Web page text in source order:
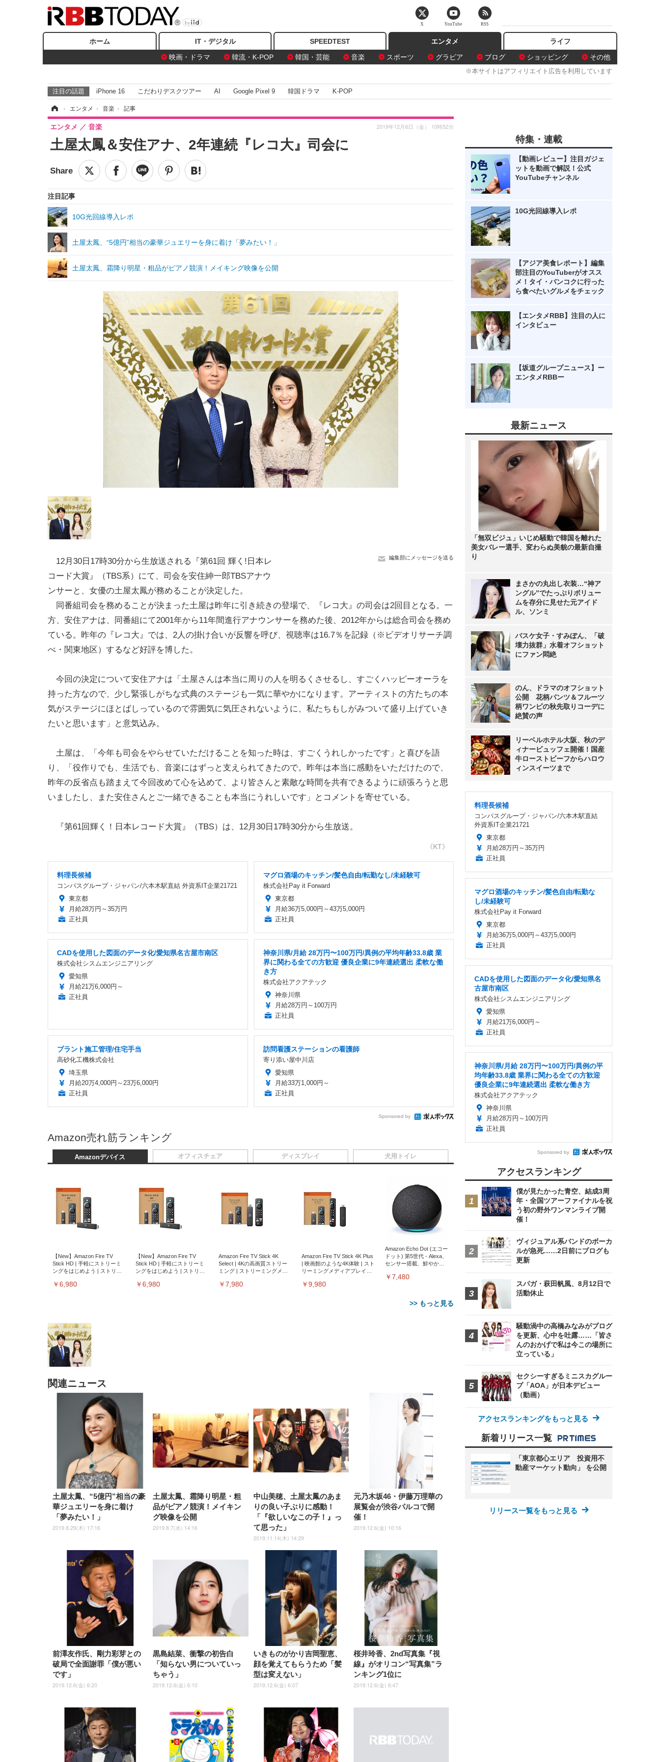
ホーム IT・デジタル SPEEDTEST
エンタメ
映画・ドラマ
韓流・K-POP 韓国・芸能 音楽 スポーツ グラビア ブログ ショッピング その他
ライフ
※本サイトはアフィリエイト広告を利用しています
注目の話題 iPhone 16 こだわりデスクツアー AI Google Pixel 9 韓国ドラマ K-POP
› エンタメ › 音楽 › 記事
土屋太鳳＆安住アナ、2年連続『レコ大』司会に
エンタメ 音楽 2019年12月6日（金） 10時52分
注目記事
10G光回線導入レポ
土屋太鳳、“5億円”相当の豪華ジュエリーを身に着け「夢みたい！」
土屋太鳳、霜降り明星・粗品がピアノ競演！メイキング映像を公開
編集部にメッセージを送る
12月30日17時30分から生放送される『第61回 輝く!日本レ
コード大賞』（TBS系）にて、司会を安住紳一郎TBSアナウ
ンサーと、女優の土屋太鳳が務めることが決定した。
同番組司会を務めることが決まった土屋は昨年に引き続きの登場で、『レコ大』の司会は2回目となる。一
方、安住アナは、同番組にて2001年から11年間進行アナウンサーを務めた後、2012年からは総合司会を務め
ている。昨年の『レコ大』では、2人の掛け合いが反響を呼び、視聴率は16.7％を記録（※ビデオリサーチ調
べ・関東地区）するなど好評を博した。
今回の決定について安住アナは「土屋さんは本当に周りの人を明るくさせるし、すごくハッピーオーラを
持った方なので、少し緊張しがちな式典のステージも一気に華やかになります。アーティストの方たちの本
気がステージにほとばしっているので雰囲気に気圧されないように、私たちもしがみついて盛り上げていき
たいと思います」と意気込み。
土屋は、「今年も司会をやらせていただけることを知った時は、すごくうれしかったです」と喜びを語
り、「役作りでも、生活でも、音楽にはずっと支えられてきたので。昨年は本当に感動をいただけたので、
昨年の反省点も踏まえて今回改めて心を込めて、より皆さんと素敵な時間を共有できるように頑張ろうと思
いましたし、また安住さんとご一緒できることも本当にうれしいです」とコメントを寄せている。
『第61回輝く！日本レコード大賞』（TBS）は、12月30日17時30分から生放送。
《KT》
料理長候補
コンパスグループ・ジャパン/六本木駅直結 外資系IT企業21721
東京都
月給28万円～35万円
正社員
マグロ酒場のキッチン/髪色自由/転勤なし/未経験可
株式会社Pay it Forward
東京都
月給36万5,000円～43万5,000円
正社員
CADを使用した図面のデータ化/愛知県名古屋市南区
株式会社シスムエンジニアリング
愛知県
月給21万6,000円～
正社員
神奈川県/月給 28万円〜100万円/異例の平均年齢33.8歳 業
界に関わる全ての方歓迎 優良企業に9年連続選出 柔軟な働
き方
株式会社アクアテック
神奈川県
月給28万円～100万円
正社員
プラント施工管理/住宅手当
高砂化工機株式会社
埼玉県
月給20万4,000円～23万6,000円
正社員
訪問看護ステーションの看護師
寄り添い屋中川店
愛知県
月給33万1,000円～
正社員
Sponsored by
Amazon売れ筋ランキング
Amazonデバイス
【New】Amazon Fire TV
Stick HD | 手軽にストリーミ
ングをはじめよう | ストリー
￥6,980
【New】Amazon Fire TV
Stick HD | 手軽にストリーミ
ングをはじめよう | ストリー
￥6,980
Amazon Fire TV Stick 4K
Select | 4Kの高画質ストリー
ミング | ストリーミングメデ
￥7,980
Amazon Fire TV Stick 4K Plus
| 映画館のような4K体験 | スト
リーミングメディアプレイヤ
￥9,980
Amazon Echo Dot (エコー
ドット) 第5世代 - Alexa、
センサー搭載、鮮やかな
￥7,480
>> もっと見る
オフィスチェア
[EdoErgo] オフィスチェア 椅
子 テレワーク 疲れない 跳ね
上げ式アームレスト コンパク
ト 約105度ロッキング pc 事務
椅子 360度回転 座面昇降 強化
ナイロン樹脂ベース 通気性メ
ッシュ 在宅ワーク H-
WY01(黒網+黒枠+黒足)
ア 人間工学 疲れない ブラッ
￥27,999
チェア 疲れない テレワーク
チェア 強化バックレスト 30
度ロッキング機能 人間工学 椅
子 腰サポート 90度跳ね上げ
式アームレスト 3Dヘッドレス
ト ハンガー付き 高反発クッシ
ョン PCチェア 通気性メッシ
ュ ゲーミング/勉強/事務用 お
しゃれ パソコンチェア (ブラ
￥7,680
チェア 疲れない テレワーク
チェア 強化バックレスト 30度
ロッキング機能 人間工学 椅子
腰サポート 90度跳ね上げ式ア
ームレスト 3Dヘッドレスト
ハンガー付き 高反発クッショ
ン PCチェア 通気性メッシュ
ゲーミング/勉強/事務用 おし
ゃれ パソコンチェア (ホワイ
ト)
￥7,680
ANDWINT オフィスチェ
ア デスクチェア 肘なし メ
ッシュ 通気性 ランバーサ
ポート付き 腰サポート ガ
ス圧無段階昇降 360度回
宅勤務 ブラック
￥4,139
ディスプレイ
EIZO ビジネス向けプレミア
ムモニター | FlexScan
EV3240X-WT | 31.5型4K
UHD・USB Type-C・ホワイ
￥105,595
UHD・USB Type-C・ホワイ
￥109,572
ク付き（CFI-ZDM1J）
￥49,979
ニター フル
HD（1920×1080）VA 非光
沢 HDMI/DisplayPort/VGA
スピーカー内蔵 高さ調整 ス
イベル VESA対応
ComfortView ビジネス向け
￥15,800
【MiniLED/24.5inch/280Hz/FHD】
GRAPHT THE SHOOTER
Gaming Monitor 24” Essential ゲ
ーミングモニター QD 24.5インチ
1ms FHD 量子ドット 残像低減 (3
犬用トイレ
Amazonベーシック ペットシ
ーツ 薄型 レギュラー 1回使い
捨て 無香料 ホワイト 300枚
枚) ホワイト(吸収面:ライトブ
￥3,234
ツ L 中型犬用 26枚入り 単品
￥1,800
ック) 【Amazon.co.jp限定】
Smart Basic アイリスオーヤマ
ペットシーツ 超厚型 お徳用
ワイド 100枚入 (x 1) (ケース
販売)
￥3,670
アイリスオーヤマ ペット
シーツ 超厚型 お徳用 レギ
ュラー 200枚入
【Amazon.co.jp限定】
￥3,731
関連ニュース
土屋太鳳、“5億円”相当の豪
華ジュエリーを身に着け
「夢みたい！」
2019.8.29(木) 17:16
土屋太鳳、霜降り明星・粗
品がピアノ競演！メイキン
グ映像を公開
2019.8.7(水) 14:16
中山美穂、土屋太鳳のあま
りの良い子ぶりに感動！
「『欲しいなこの子！』っ
て思った」
2019.11.14(木) 14:29
元乃木坂46・伊藤万理華の
展覧会が渋谷パルコで開
催！
2019.12.6(金) 10:16
前澤友作氏、剛力彩芽との
破局で全面謝罪「僕が悪い
です」
2019.12.6(金) 6:20
黒島結菜、衝撃の初告白
「知らない男についていっ
ちゃう」
2019.12.6(金) 6:10
いきものがかり吉岡聖恵、
顔を覚えてもらうため「髪
型は変えない」
2019.12.6(金) 6:07
桜井玲香、2nd写真集『視
線』がオリコン“写真集”ラ
ンキング1位に
2019.12.6(金) 6:47
特集・連載
【動画レビュー】注目ガジェ
ットを動画で解説！公式
YouTubeチャンネル
10G光回線導入レポ
【アジア美食レポート】編集
部注目のYouTuberがオスス
メ！タイ・バンコクに行った
ら食べたいグルメをチェック
【エンタメRBB】注目の人に
インタビュー
【坂道グループニュース】ー
エンタメRBBー
最新ニュース
「無双ビジュ」いじめ騒動で韓国を離れた
美女バレー選手、変わらぬ美貌の最新自撮
り
まさかの丸出し衣装…“神ア
ングル”でたっぷりボリュー
ムを存分に見せた元アイド
ル、ソンミ
バスケ女子・すみぽん、「破
壊力抜群」水着オフショット
にファン悶絶
のん、ドラマのオフショット
公開 花柄パンツ＆フルーツ
柄ワンピの秋先取りコーデに
絶賛の声
リーベルホテル大阪、秋のデ
ィナービュッフェ開催！国産
牛ローストビーフからハロウ
ィンスイーツまで
料理長候補
コンパスグループ・ジャパン/六本木駅直結
外資系IT企業21721
東京都
月給28万円～35万円
正社員
マグロ酒場のキッチン/髪色自由/転勤な
し/未経験可
株式会社Pay it Forward
東京都
月給36万5,000円～43万5,000円
正社員
CADを使用した図面のデータ化/愛知県名
古屋市南区
株式会社シスムエンジニアリング
愛知県
月給21万6,000円～
正社員
神奈川県/月給 28万円〜100万円/異例の平
均年齢33.8歳 業界に関わる全ての方歓迎
優良企業に9年連続選出 柔軟な働き方
株式会社アクアテック
神奈川県
月給28万円～100万円
正社員
Sponsored by
アクセスランキング
僕が見たかった青空、結成3周
年・全国ツアーファイナルを祝
う初の野外ワンマンライブ開
催！
ヴィジュアル系バンドのボーカ
ルが急死……2日前にブログも
更新
スパガ・萩田帆風、8月12日で
活動休止
騒動渦中の高橋みなみがブログ
を更新、心中を吐露……「皆さ
んのおかげで私は今この場所に
立っている」
セクシーすぎるミニスカグルー
プ「AOA」が日本デビュー
（動画）
アクセスランキングをもっと見る
新着リリース一覧
「東京都心エリア 投資用不
動産マーケット動向」 を公開
リリース一覧をもっと見る
X YouTube RSS